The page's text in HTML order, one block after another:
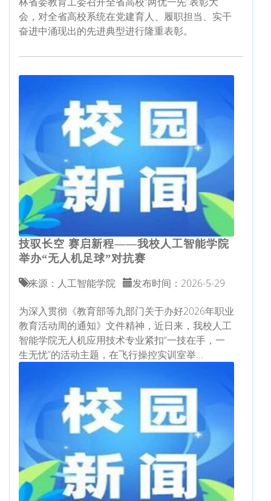
会，对全省高校系统在党建育人、履职担当、实干
奋进中涌现出的先进典型进行隆重表彰。
技驭长空 赛启新程——我校人工智能学院
举办“无人机足球”对抗赛
来源：人工智能学院 发布时间：2026-5-29
为深入贯彻《教育部等九部门关于办好2026年职业
教育活动周的通知》文件精神，近日来，我校人工
智能学院无人机应用技术专业紧扣“一技在手，一
生无忧”的活动主题，在飞行操控实训室举...